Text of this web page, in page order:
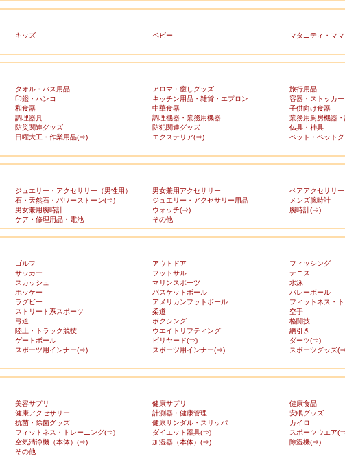
キッズ ベビー マタニティ・ママ
タオル・バス用品 アロマ・癒しグッズ 旅行用品
印鑑・ハンコ キッチン用品・雑貨・エプロン 容器・ストッカ
和食器 中華食器 子供向け食器
調理器具 調理機器・業務用機器 業務用厨房機器
防災関連グッズ 防犯関連グッズ 仏具・神具
日曜大工・作業用品(⇒) エクステリア(⇒) ペット・ペット
ジュエリー・アクセサリー（男性用） 男女兼用アクセサリー ペアアクセサリー
石・天然石・パワーストーン(⇒) ジュエリー・アクセサリー用品 メンズ腕時計
男女兼用腕時計 ウォッチ(⇒) 腕時計(⇒)
ケア・修理用品・電池 その他
ゴルフ アウトドア フィッシング
サッカー フットサル テニス
スカッシュ マリンスポーツ 水泳
ホッケー バスケットボール バレーボール
ラグビー アメリカンフットボール フィットネス・
ストリート系スポーツ 柔道 空手
弓道 ボクシング 格闘技
陸上・トラック競技 ウエイトリフティング 綱引き
ゲートボール ビリヤード(⇒) ダーツ(⇒)
スポーツ用インナー(⇒) スポーツ用インナー(⇒) スポーツグッズ
美容サプリ 健康サプリ 健康食品
健康アクセサリー 計測器・健康管理 安眠グッズ
抗菌・除菌グッズ 健康サンダル・スリッパ カイロ
フィットネス・トレーニング(⇒) ダイエット器具(⇒) スポーツウエア
空気清浄機（本体）(⇒) 加湿器（本体）(⇒) 除湿機(⇒)
その他